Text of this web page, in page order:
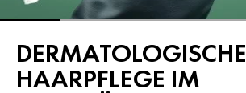
DERMATOLOGISCHE
HAARPFLEGE IM